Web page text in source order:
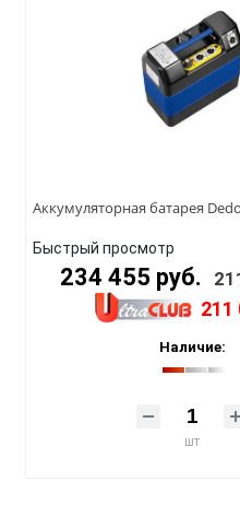
Аккумуляторная батарея
Быстрый просмотр
234 455 руб.
211
Наличие:
шт